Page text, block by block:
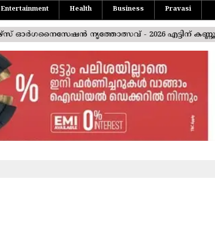
Entertainment Health Business Pravasi